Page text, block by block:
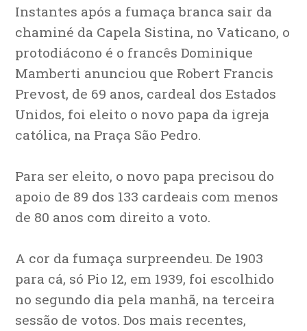
Instantes após a fumaça branca sair da
chaminé da Capela Sistina, no Vaticano, o
protodiácono é o francês Dominique
Mamberti anunciou que Robert Francis
Prevost, de 69 anos, cardeal dos Estados
Unidos, foi eleito o novo papa da igreja
católica, na Praça São Pedro.
Para ser eleito, o novo papa precisou do
apoio de 89 dos 133 cardeais com menos
de 80 anos com direito a voto.
A cor da fumaça surpreendeu. De 1903
para cá, só Pio 12, em 1939, foi escolhido
no segundo dia pela manhã, na terceira
sessão de votos. Dos mais recentes,